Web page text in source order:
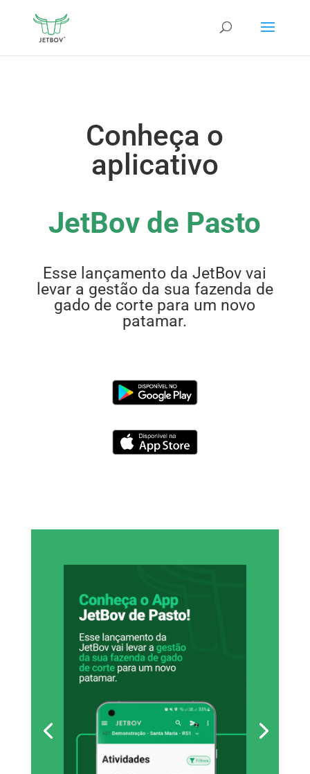
Conheça o
aplicativo
JetBov de Pasto
Esse lançamento da JetBov vai
levar a gestão da sua fazenda de
gado de corte para um novo
patamar.